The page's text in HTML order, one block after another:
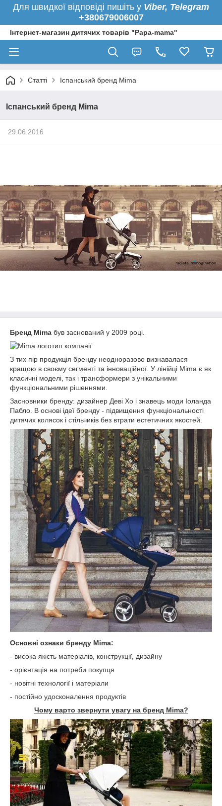
Для швидкої відповіді пишіть у Viber, Telegram
+380679006007
Інтернет-магазин дитячих товарів "Papa-mama"
Статті Іспанський бренд Mima
Іспанський бренд Mima
29.06.2016
Бренд Mima був заснований у 2009 році.
З тих пір продукція бренду неодноразово визнавалася
кращою в своєму сегменті та інноваційної. У лінійці Mima є як
класичні моделі, так і трансформери з унікальними
функціональними рішеннями.
Засновники бренду: дизайнер Деві Хо і знавець моди Іоланда
Пабло. В основі ідеї бренду - підвищення функціональності
дитячих колясок і стільчиків без втрати естетичних якостей.
Основні ознаки бренду Mima:
- висока якість матеріалів, конструкції, дизайну
- орієнтація на потреби покупця
- новітні технології і матеріали
- постійно удосконалення продуктів
Чому варто звернути увагу на бренд Mima?